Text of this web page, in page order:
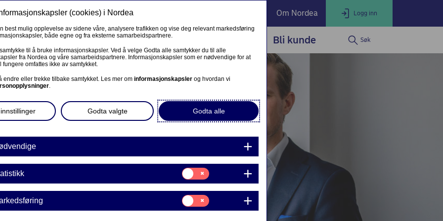
Privat Om Nordea Logg inn
LOGG INN
Nordea Business
Nordea Corporate
Endre eller fullfør private lånesøknader
Mine lånesøknader
BEDRIFT
Corporate Netbank
AutoFX Hedging
Bedriftens dokumenter
Våre sider -kundeinformasjon
VPS Investortjenester
VPS Foretakstjenester
Våre produkter Fagforbund Bli kunde Søk
hva skal
men er usikker på om
Espen Haugdahl
i Nordea, tar et
hva som skiller
(cookies) i Nordea
best mulig opplevelse av sidene våre, analysere trafikken og vise deg relevant markedsføring
både egne og fra eksterne samarbeidspartnere.
til å bruke informasjonskapsler. Ved å velge Godta alle samtykker du til alle
fra Nordea og våre samarbeidspartnere. Informasjonskapsler som er nødvendige for at
fungere omfattes ikke av samtykket.
endre eller trekke tilbake samtykket. Les mer om informasjonskapsler og hvordan vi
.
Godta alle
Godta valgte
Samtykke
til:
Statistikk
Samtykke
til:
Markedsføring